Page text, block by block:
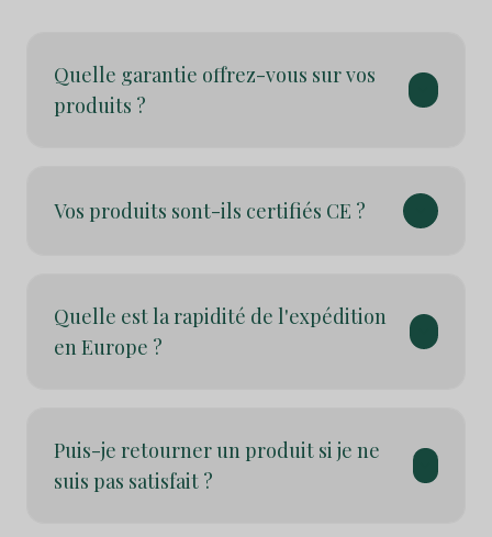
Quelle garantie offrez-vous sur vos
produits ?
Vos produits sont-ils certifiés CE ?
Quelle est la rapidité de l'expédition
en Europe ?
Puis-je retourner un produit si je ne
suis pas satisfait ?